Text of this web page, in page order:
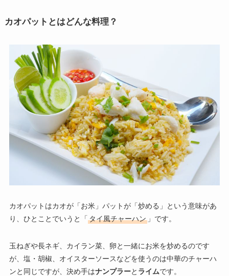
カオパットとはどんな料理？
カオパットはカオが「お米」パットが「炒める」という意味があ
り、ひとことでいうと「 タイ風チャーハン」です。
玉ねぎや長ネギ、カイラン菜、卵と一緒にお米を炒めるのです
が、塩・胡椒、オイスターソースなどを使うのは中華のチャーハ
ンと同じですが、決め手はナンプラーと ライムです。